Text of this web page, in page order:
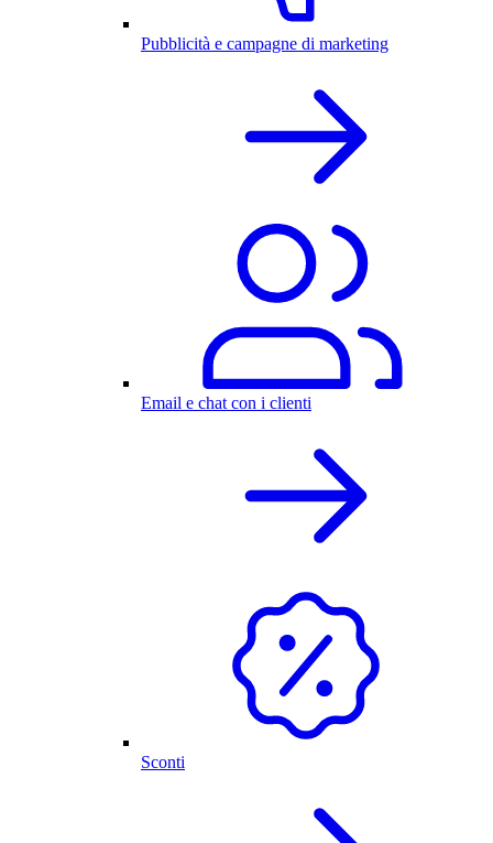
Pubblicità e campagne di marketing
Email e chat con i clienti
Sconti